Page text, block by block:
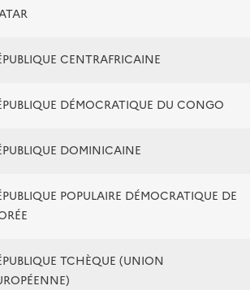
CENTRAFRICAINE
DÉMOCRATIQUE DU CONGO
DOMINICAINE
POPULAIRE DÉMOCRATIQUE DE
TCHÈQUE (UNION